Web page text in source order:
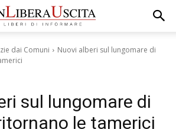
dai Comuni
Nuovi alberi sul lungomare di
sul lungomare di
le tamerici